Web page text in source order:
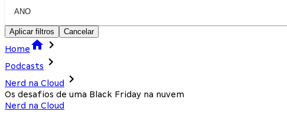
ANO
Aplicar filtros Cancelar
Home
Podcasts
Nerd na Cloud
Os desafios de uma Black Friday na nuvem
Nerd na Cloud